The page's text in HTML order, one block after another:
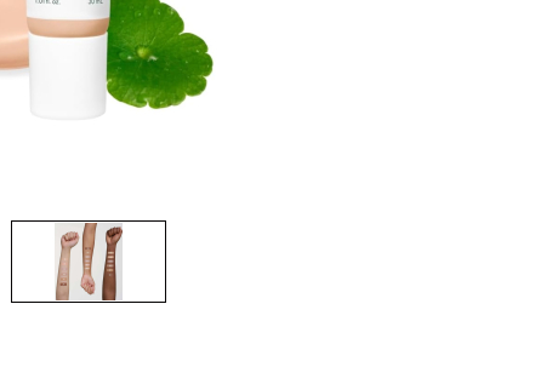
CREARE UN ACCOUNT